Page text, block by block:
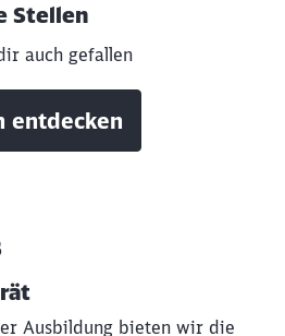
Stellen
auch gefallen
entdecken
Ausbildung bieten wir die